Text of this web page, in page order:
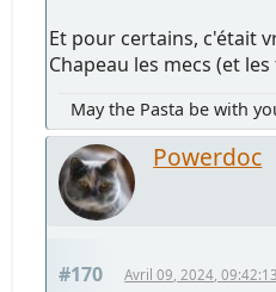
Et pour certains, c'était
Chapeau les mecs (et
May the Pasta be with
Powerdoc
#170 Avril 09, 2024, 09:42:13